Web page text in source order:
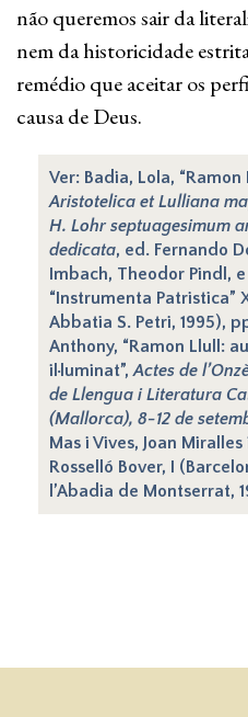
não queremos sair da
nem da historicidade
remédio que aceitar os
causa de Deus.
Ver: Badia, Lola,
Aristotelica et Lulliana
H. Lohr septuagesimum
dedicata, ed. Fernando
Imbach, Theodor Pindl,
“Instrumenta Patristica”
Abbatia S. Petri, 1995),
Anthony, “Ramon Llull:
il·luminat”,Actes de
de Llengua i Literatura
(Mallorca), 8-12 de
Mas i Vives, Joan
Rosselló Bover, I
l’Abadia de Montserrat,